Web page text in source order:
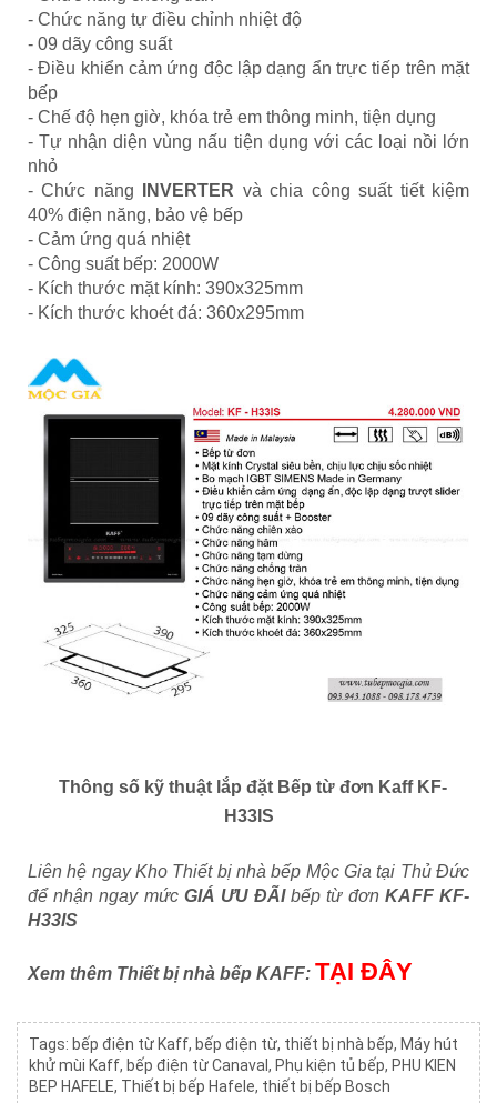
- Chức năng tự điều chỉnh nhiệt độ
- 09 dãy công suất
- Điều khiển cảm ứng độc lập dạng ẩn trực tiếp trên mặt
bếp
- Chế độ hẹn giờ, khóa trẻ em thông minh, tiện dụng
- Tự nhận diện vùng nấu tiện dụng với các loại nồi lớn
nhỏ
- Chức năng
INVERTER và chia công suất tiết kiệm
40% điện năng, bảo vệ bếp
- Cảm ứng quá nhiệt
- Công suất bếp: 2000W
- Kích thước mặt kính: 390x325mm
- Kích thước khoét đá: 360x295mm
Thông số kỹ thuật lắp đặt Bếp từ đơn Kaff KF-
H33IS
Liên hệ ngay Kho Thiết bị nhà bếp Mộc Gia tại Thủ Đức
để nhận ngay mức GIÁ ƯU ĐÃIbếp từ đơnKAFF KF-
H33IS
Xem thêm Thiết bị nhà bếp KAFF: TẠI ĐÂY
Tags: bếp điện từ Kaff, bếp điện từ, thiết bị nhà bếp, Máy hút
khử mùi Kaff, bếp điện từ Canaval , Phụ kiện tủ bếp, PHU KIEN
BEP HAFELE, Thiết bị bếp Hafele, thiết bị bếp Bosch